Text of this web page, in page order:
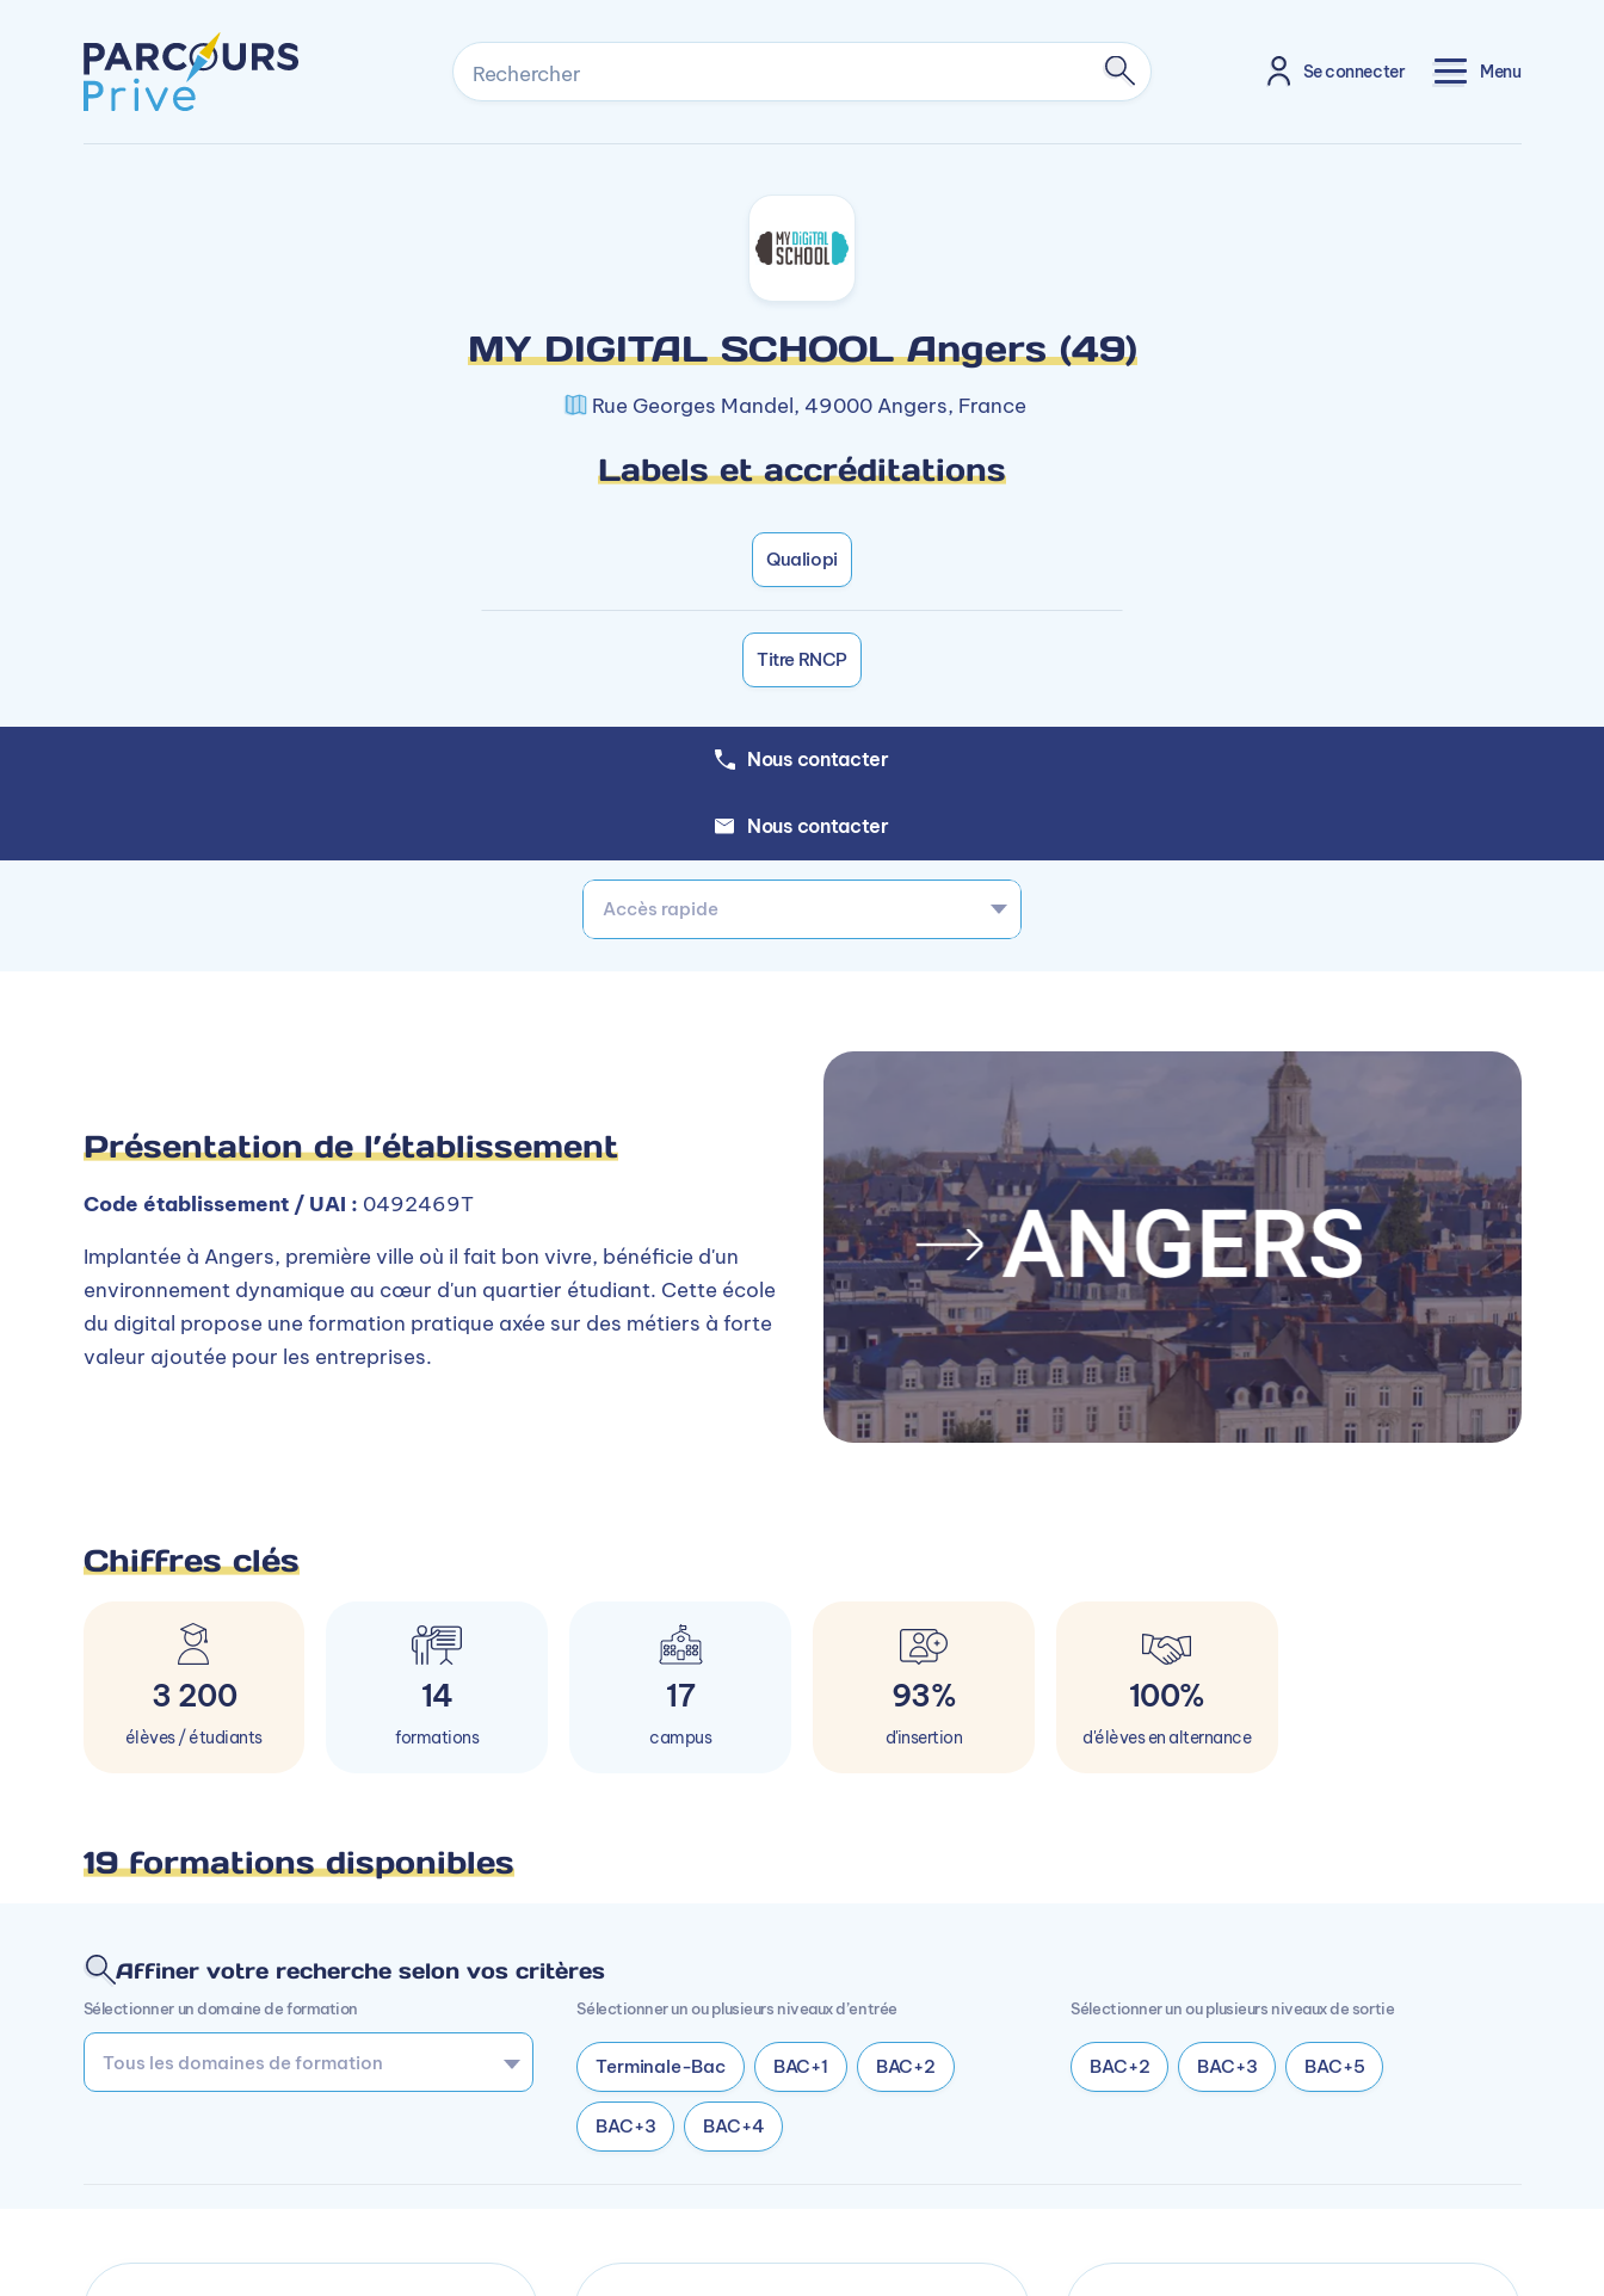
Rechercher Se connecter Menu
MY DIGITAL SCHOOL Angers (49)
Rue Georges Mandel, 49000 Angers, France
Labels et accréditations
Qualiopi
Titre RNCP
Nous contacter
Nous contacter
Accès rapide
Présentation de l’établissement
Code établissement / UAI : 0492469T
Implantée à Angers, première ville où il fait bon vivre, bénéficie d'un
environnement dynamique au cœur d'un quartier étudiant. Cette école
du digital propose une formation pratique axée sur des métiers à forte
valeur ajoutée pour les entreprises.
Chiffres clés
3 200
élèves / étudiants
14
formations
17
campus
93%
d'insertion
100%
d'élèves en alternance
19 formations disponibles
Affiner votre recherche selon vos critères
Sélectionner un domaine de formation Sélectionner un ou plusieurs niveaux d’entrée
Terminale-Bac BAC+1 BAC+2
BAC+3 BAC+4
Sélectionner un ou plusieurs niveaux de sortie
BAC+2 BAC+3 BAC+5